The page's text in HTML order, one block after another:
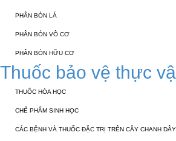
PHÂN BÓN LÁ
PHÂN BÓN VÔ CƠ
PHÂN BÓN HỮU CƠ
Thuốc bảo vệ thực
THUỐC HÓA HỌC
CHẾ PHẨM SINH HỌC
CÁC BỆNH VÀ THUỐC ĐẶC TRỊ TRÊN CÂY CHANH DÂY